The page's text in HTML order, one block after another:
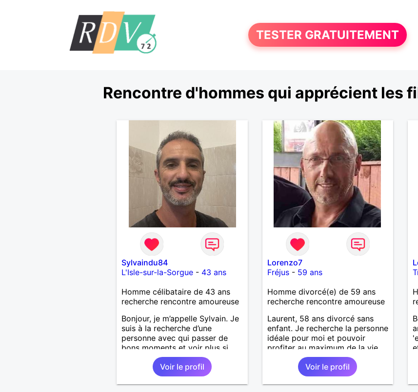
TESTER GRATUITEMENT
Rencontre d'hommes qui apprécient les
Sylvaindu84
L'Isle-sur-la-Sorgue- 43 ans
Homme célibataire de 43 ans
recherche rencontre amoureuse
Bonjour, je m’appelle Sylvain. Je
suis à la recherche d’une
personne avec qui passer de
bons moments et voir plus si
nous nous correspondons.
J’aime la nature, les voyages et
aussi faire la fête de temps en
temps ;-)Je suis papa d’un petit
Voir le profil
Lorenzo7
Fréjus- 59 ans
Homme divorcé(e) de 59 ans
recherche rencontre amoureuse
Laurent, 58 ans divorcé sans
enfant. Je recherche la personne
idéale pour moi et pouvoir
profiter au maximum de la vie
de couple
Voir le profil